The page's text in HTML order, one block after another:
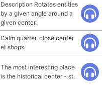
Description Rotates entities
by a given angle around a
given center.
Calm quarter, close center
et shops.
The most interesting place
is the historical center - st.